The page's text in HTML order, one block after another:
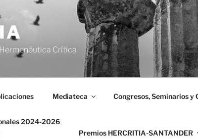
Crítica
Mediateca Congresos, Seminarios y
2024-2026
Premios HERCRITIA-SANTANDER